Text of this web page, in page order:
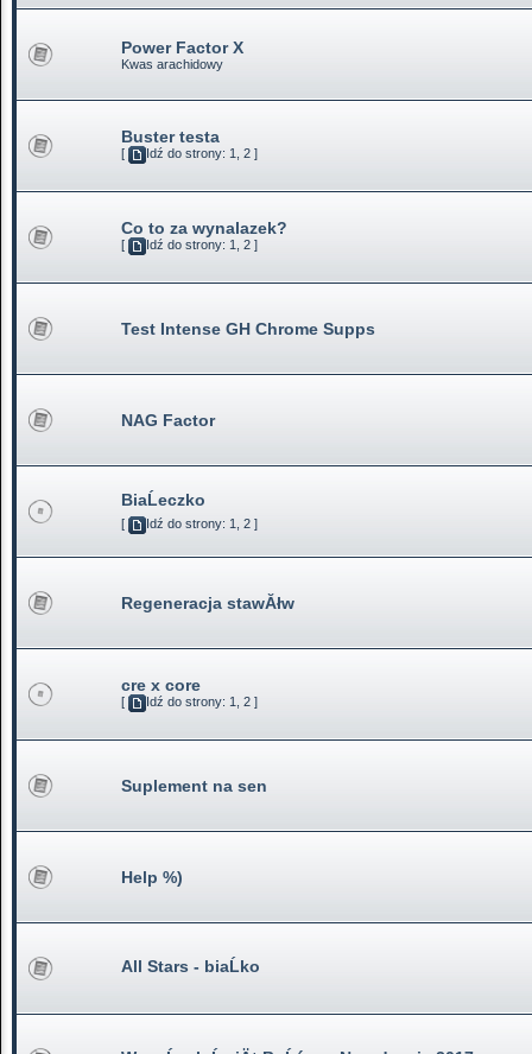
Power Factor X
Kwas arachidowy
Buster testa
[ Idź do strony: 1, 2 ]
Co to za wynalazek?
[ Idź do strony: 1, 2 ]
Test Intense GH Chrome Supps
NAG Factor
BiaĹeczko
[ Idź do strony: 1, 2 ]
Regeneracja stawĂłw
cre x core
[ Idź do strony: 1, 2 ]
Suplement na sen
Help %)
All Stars - biaĹko